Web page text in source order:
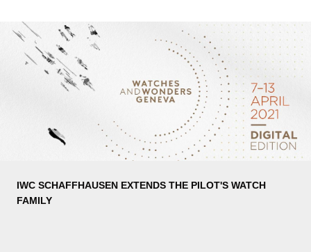
IWC SCHAFFHAUSEN EXTENDS THE PILOT'S WATCH
FAMILY